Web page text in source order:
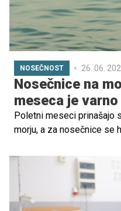
NOSEČNOST 26. 06.
Nosečnice na
meseca je
Poletni meseci prinašajo
morju, a za nosečnice se
nosečnosti je
pred vročino?